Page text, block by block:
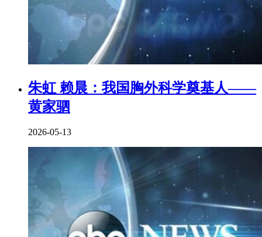
朱虹 赖晨：我国胸外科学奠基人——
黄家驷
2026-05-13